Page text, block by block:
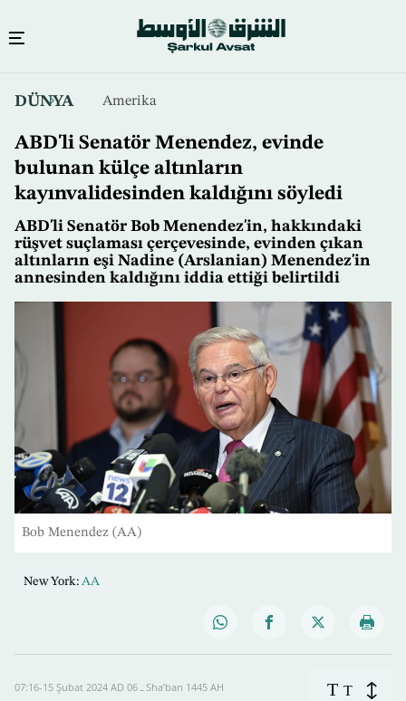
içeriğe
atla
DÜNYA Amerika
ABD'li Senatör Menendez, evinde
bulunan külçe altınların
kayınvalidesinden kaldığını söyledi
ABD'li Senatör Bob Menendez'in, hakkındaki
rüşvet suçlaması çerçevesinde, evinden çıkan
altınların eşi Nadine (Arslanian) Menendez'in
annesinden kaldığını iddia ettiği belirtildi
Bob Menendez (AA)
New York: AA
07:16-15 Şubat 2024 AD ـ 06 Sha’ban 1445 AH T T